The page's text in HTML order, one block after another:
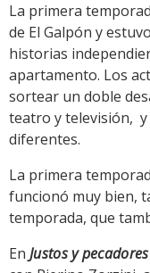
La primera
de El Galpón y
historias
apartamento. Los
sortear un doble
teatro y televisión, y
diferentes.
La primera
funcionó muy bien,
temporada, que
En Justos y pecadores